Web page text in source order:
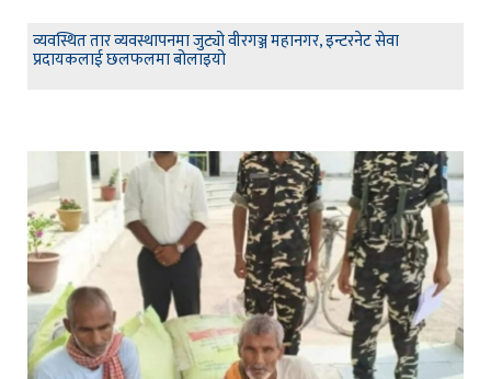
व्यवस्थित तार व्यवस्थापनमा जुट्यो वीरगञ्ज महानगर, इन्टरनेट सेवा
प्रदायकलाई छलफलमा बोलाइयो